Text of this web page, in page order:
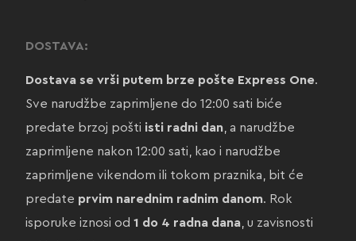
DOSTAVA:
Dostava se vrši putem brze pošte Express One.
Sve narudžbe zaprimljene do 12:00 sati biće
predate brzoj pošti isti radni dan, a narudžbe
zaprimljene nakon 12:00 sati, kao i narudžbe
zaprimljene vikendom ili tokom praznika, bit će
predate prvim narednim radnim danom. Rok
isporuke iznosi od 1 do 4 radna dana, u zavisnosti